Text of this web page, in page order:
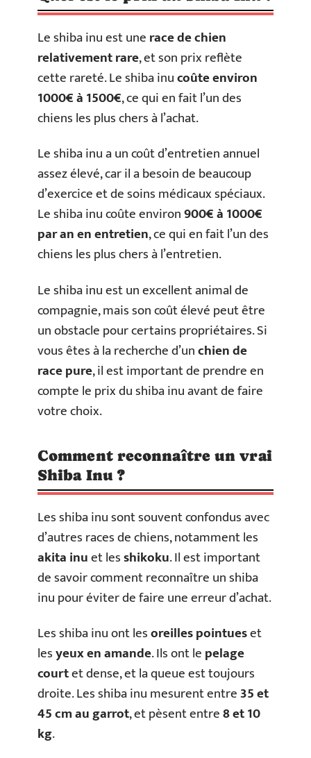
Le shiba inu est unerace de chien
relativement rare, et son prix reflète
cette rareté. Le shiba inucoûte environ
1000€ à 1500€, ce qui en fait l’un des
chiens les plus chers à l’achat.
Le shiba inu a un coût d’entretien annuel
assez élevé, car il a besoin de beaucoup
d’exercice et de soins médicaux spéciaux.
Le shiba inu coûte environ900€ à 1000€
par an en entretien, ce qui en fait l’un des
chiens les plus chers à l’entretien.
Le shiba inu est un excellent animal de
compagnie, mais son coût élevé peut être
un obstacle pour certains propriétaires. Si
vous êtes à la recherche d’unchien de
race pure, il est important de prendre en
compte le prix du shiba inu avant de faire
votre choix.
Comment reconnaître un vrai
Shiba Inu ?
Les shiba inu sont souvent confondus avec
d’autres races de chiens, notamment les
akita inuet lesshikoku. Il est important
de savoir comment reconnaître un shiba
inu pour éviter de faire une erreur d’achat.
Les shiba inu ont lesoreilles pointueset
lesyeux en amande. Ils ont lepelage
courtet dense, et la queue est toujours
droite. Les shiba inu mesurent entre35 et
45 cm au garrot, et pèsent entre8 et 10
kg.